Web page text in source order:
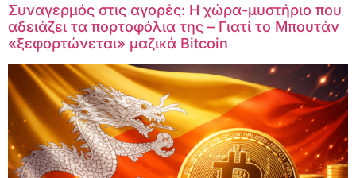
Συναγερμός στις αγορές: Η χώρα-μυστήριο που
αδειάζει τα πορτοφόλια της – Γιατί το Μπουτάν
«ξεφορτώνεται» μαζικά Bitcoin